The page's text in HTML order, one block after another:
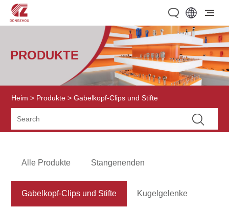
PRODUKTE
Heim > Produkte > Gabelkopf-Clips und Stifte
Alle Produkte Stangenenden
Gabelkopf-Clips und Stifte Kugelgelenke